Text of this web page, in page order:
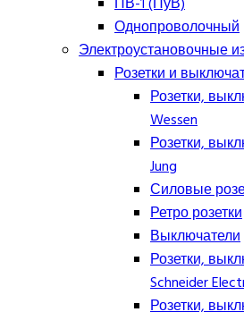
Однопроволочный
Электроустановочные
Розетки и
Розетки,
Wessen
Розетки,
Jung
Силовые
Ретро розетки
Выключатели
Розетки,
Schneider
Розетки,